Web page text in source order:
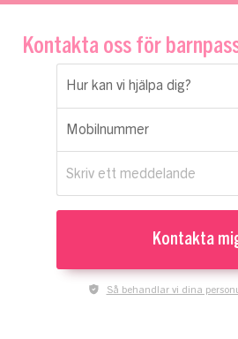
Kontakta oss för
Hur kan vi hjälpa dig?
Mobilnummer
Skriv ett meddelande
Kontakta
Så behandlar vi dina